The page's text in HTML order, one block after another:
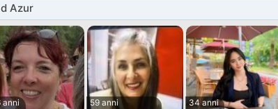
Azur
anni
59 anni
34 anni